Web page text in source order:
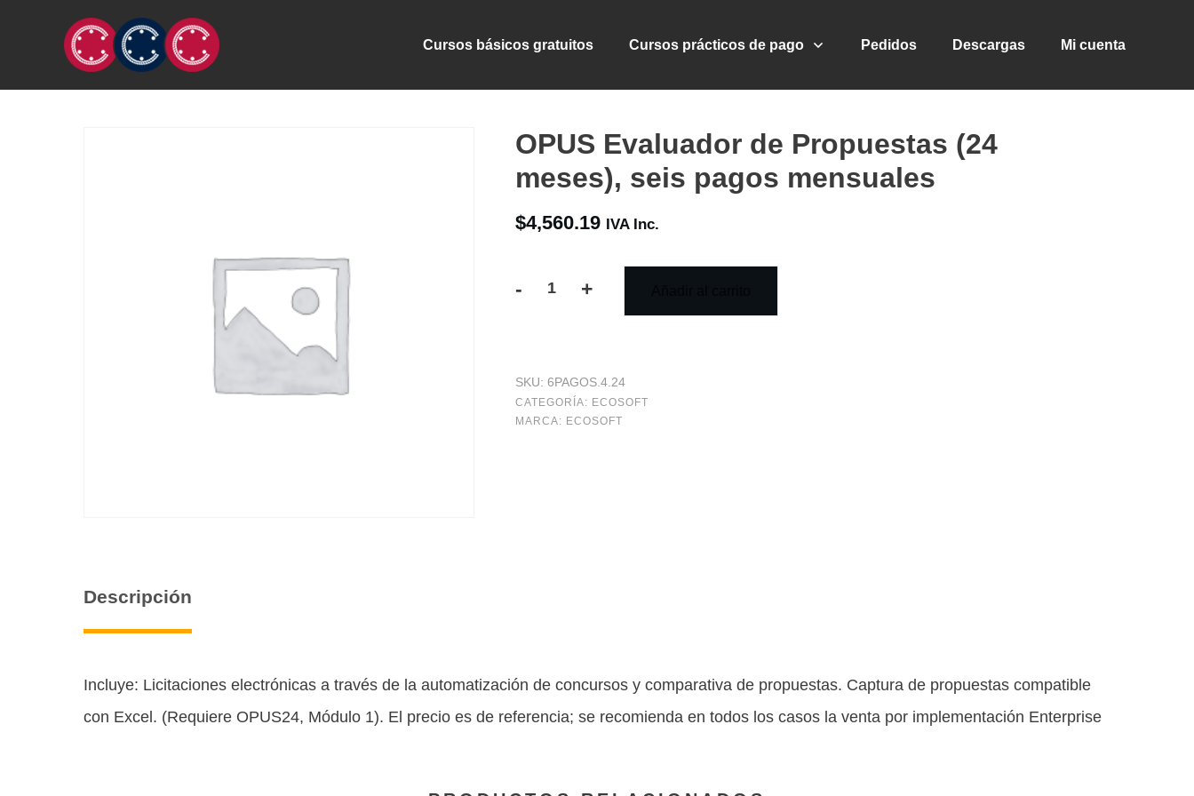
Cursos básicos gratuitos Cursos prácticos de pago Pedidos Descargas Mi cuenta
OPUS Evaluador de Propuestas (24
meses), seis pagos mensuales
$4,560.19 IVA Inc.
-
Propuestas
+
SKU:6PAGOS.4.24
CATEGORÍA: ECOSOFT
MARCA: ECOSOFT
Descripción
Incluye: Licitaciones electrónicas a través de la automatización de concursos y comparativa de propuestas. Captura de propuestas compatible
con Excel. (Requiere OPUS24, Módulo 1). El precio es de referencia; se recomienda en todos los casos la venta por implementación Enterprise